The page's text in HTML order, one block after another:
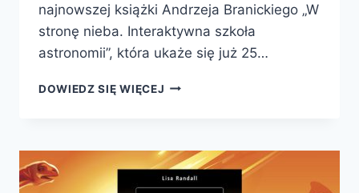
najnowszej książki Andrzeja Branickiego „W
stronę nieba. Interaktywna szkoła
astronomii”, która ukaże się już 25…
DOWIEDZ SIĘ WIĘCEJ W
SZKOŁA
ASTRONOMII